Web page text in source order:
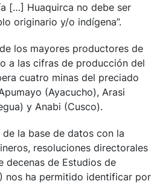
[…] Huaquirca no debe ser
originario y/o indígena”.
los mayores productores de
a las cifras de producción del
cuatro minas del preciado
(Ayacucho), Arasi
y Anabi (Cusco).
la base de datos con la
resoluciones directorales
decenas de Estudios de
nos ha permitido identificar por